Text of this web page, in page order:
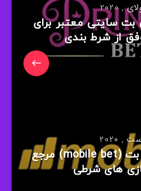
سایتی معتبر برای
از شرط بندی
آدرس جدید موبایل بت (mobile bet) مرجع
های شرطی